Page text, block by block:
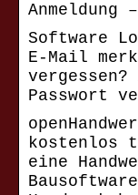
Anmeldung
Software
E-Mail
vergessen?
Passwort
kostenlos
eine